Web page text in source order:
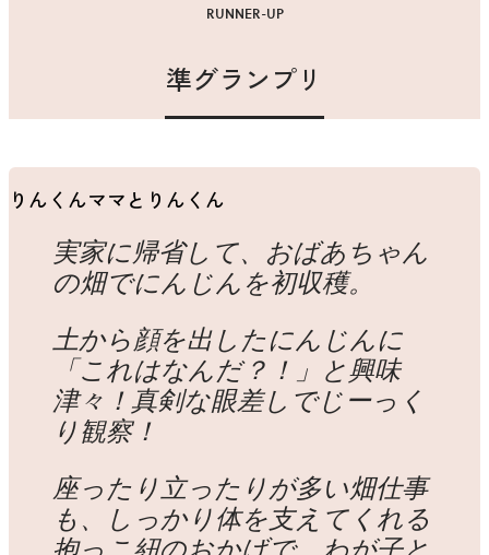
RUNNER-UP
準グランプリ
りんくんママとりんくん
実家に帰省して、おばあちゃん
の畑でにんじんを初収穫。
土から顔を出したにんじんに
「これはなんだ？！」と興味
津々！真剣な眼差しでじーっく
り観察！
座ったり立ったりが多い畑仕事
も、しっかり体を支えてくれる
抱っこ紐のおかげで、わが子と